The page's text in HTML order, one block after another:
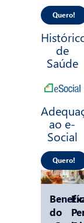
Quero!
de
Saúde
ao e-
Social
Quero!
do